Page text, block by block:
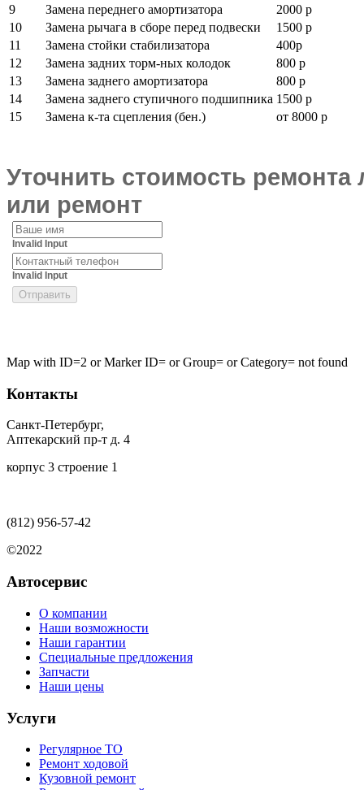
9
Замена переднего амортизатора
2000 р
10
Замена рычага в сборе перед подвески
1500 р
11
Замена стойки стабилизатора
400р
12
Замена задних торм-ных колодок
800 р
13
Замена заднего амортизатора
800 р
14
Замена заднего ступичного подшипника 1500 р
15
Замена к-та сцепления (бен.) от 8000 р
Уточнить стоимость ремонта
или ремонт
Invalid Input
Invalid Input
Map with ID=2 or Marker ID= or Group= or Category= not found
Контакты
Санкт-Петербург,
Аптекарский пр-т д. 4
корпус 3 строение 1
(812) 956-57-42
©2022
Автосервис
О компании
Наши возможности
Наши гарантии
Специальные предложения
Запчасти
Наши цены
Услуги
Регулярное ТО
Ремонт ходовой
Кузовной ремонт